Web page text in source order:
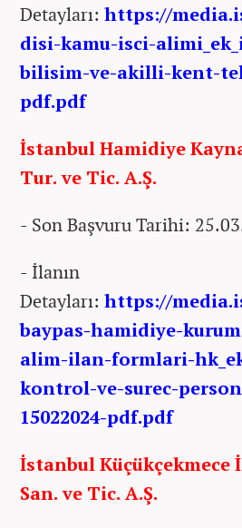
Detayları: https://
disi-kamu-isci-
bilisim-ve-akilli-kent-
pdf.pdf
İstanbul Hamidiye
Tur. ve Tic. A.Ş.
- Son Başvuru Tarihi:
- İlanın
Detayları: https://
baypas-hamidiye-
alim-ilan-formlari-
kontrol-ve-surec-
15022024-pdf.pdf
İstanbul
San. ve Tic. A.Ş.